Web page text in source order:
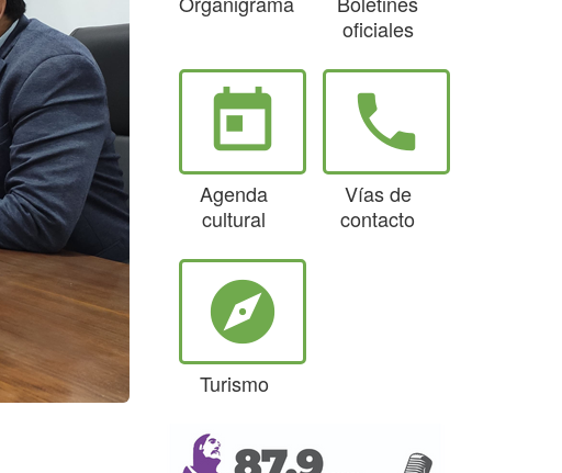
oficiales
today
Agenda
cultural
phone
Vías de
contacto
explore
Turismo